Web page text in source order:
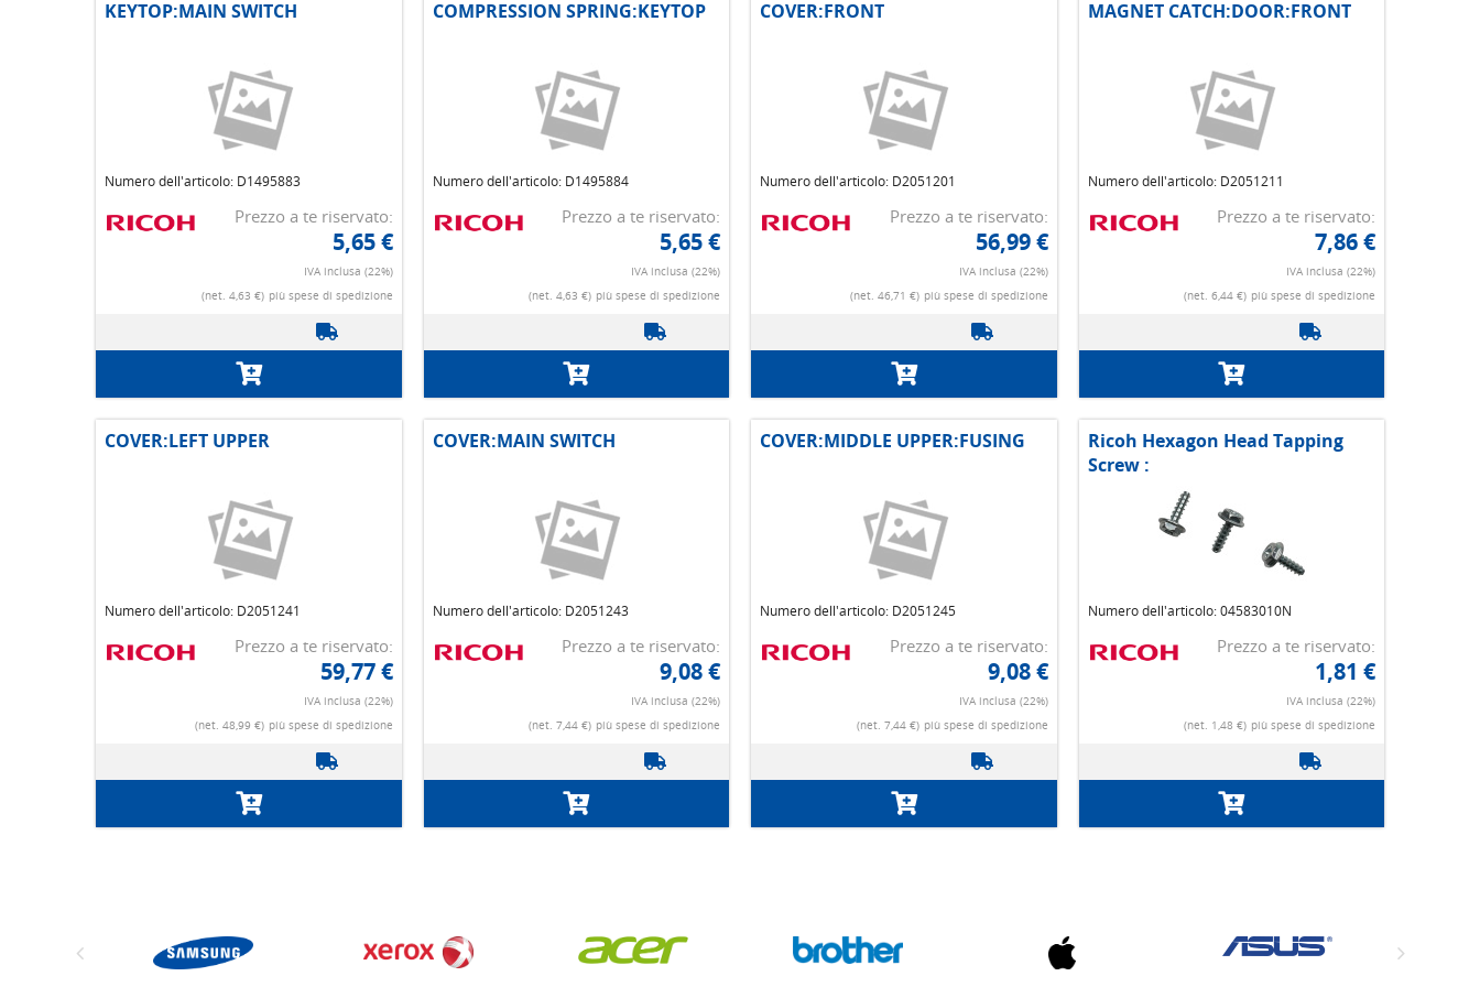
KEYTOP:MAIN SWITCH
Numero dell'articolo: D1495883
Prezzo a te riservato:
5,65 €
IVA inclusa (22%)
(net. 4,63 €) più spese di spedizione
COMPRESSION SPRING:KEYTOP
Numero dell'articolo: D1495884
Prezzo a te riservato:
5,65 €
IVA inclusa (22%)
(net. 4,63 €) più spese di spedizione
COVER:FRONT
Numero dell'articolo: D2051201
Prezzo a te riservato:
56,99 €
IVA inclusa (22%)
(net. 46,71 €) più spese di spedizione
MAGNET CATCH:DOOR:FRONT
Numero dell'articolo: D2051211
Prezzo a te riservato:
7,86 €
IVA inclusa (22%)
(net. 6,44 €) più spese di spedizione
COVER:LEFT UPPER
Numero dell'articolo: D2051241
Prezzo a te riservato:
59,77 €
IVA inclusa (22%)
(net. 48,99 €) più spese di spedizione
COVER:MAIN SWITCH
Numero dell'articolo: D2051243
Prezzo a te riservato:
9,08 €
IVA inclusa (22%)
(net. 7,44 €) più spese di spedizione
COVER:MIDDLE UPPER:FUSING
Numero dell'articolo: D2051245
Prezzo a te riservato:
9,08 €
IVA inclusa (22%)
(net. 7,44 €) più spese di spedizione
Ricoh Hexagon Head Tapping
Screw :
Numero dell'articolo: 04583010N
Prezzo a te riservato:
1,81 €
IVA inclusa (22%)
(net. 1,48 €) più spese di spedizione